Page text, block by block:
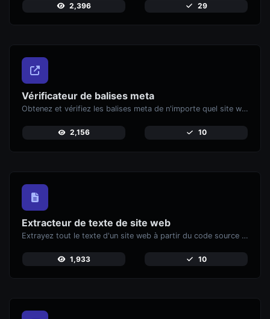
2,396 29
Vérificateur de balises meta
Obtenez et vérifiez les balises meta de n'importe quel site web.
2,156 10
Extracteur de texte de site web
Extrayez tout le texte d'un site web à partir du code source de la page.
1,933 10